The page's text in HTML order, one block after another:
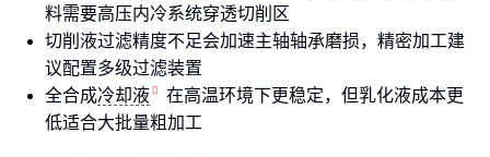
料需要高压内冷系统穿透切削区
切削液过滤精度不足会加速主轴轴承磨损，精密加工建
议配置多级过滤装置
全合成冷却液
在高温环境下更稳定，但乳化液成本更
低适合大批量粗加工